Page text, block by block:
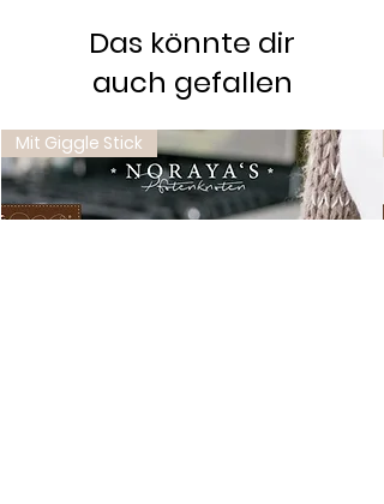
Das könnte dir
auch gefallen
Mit Giggle Stick